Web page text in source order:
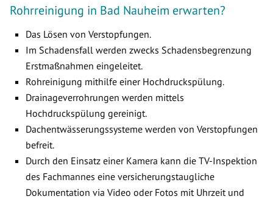
Rohrreinigung in Bad Nauheim erwarten?
Das Lösen von Verstopfungen.
Im Schadensfall werden zwecks Schadensbegrenzung
Erstmaßnahmen eingeleitet.
Rohreinigung mithilfe einer Hochdruckspülung.
Drainageverrohrungen werden mittels
Hochdruckspülung gereinigt.
Dachentwässerungssysteme werden von Verstopfungen
befreit.
Durch den Einsatz einer Kamera kann die TV-Inspektion
des Fachmannes eine versicherungstaugliche
Dokumentation via Video oder Fotos mit Uhrzeit und